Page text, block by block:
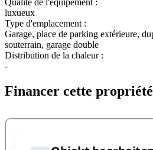
luxueux
Type d'emplacement :
Garage, place de parking extérieure,
souterrain, garage double
Distribution de la chaleur :
-
Financer cette propriété